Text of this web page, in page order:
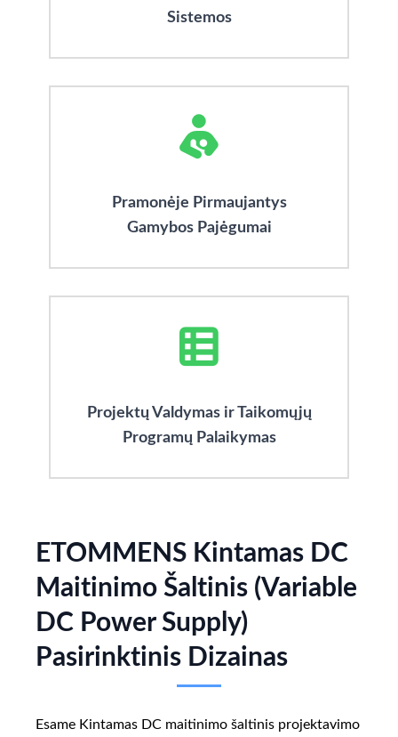
Sistemos
Pramonėje Pirmaujantys
Gamybos Pajėgumai
Projektų Valdymas ir Taikomųjų
Programų Palaikymas
ETOMMENS Kintamas DC
Maitinimo Šaltinis (Variable
DC Power Supply)
Pasirinktinis Dizainas
Esame Kintamas DC maitinimo šaltinis projektavimo